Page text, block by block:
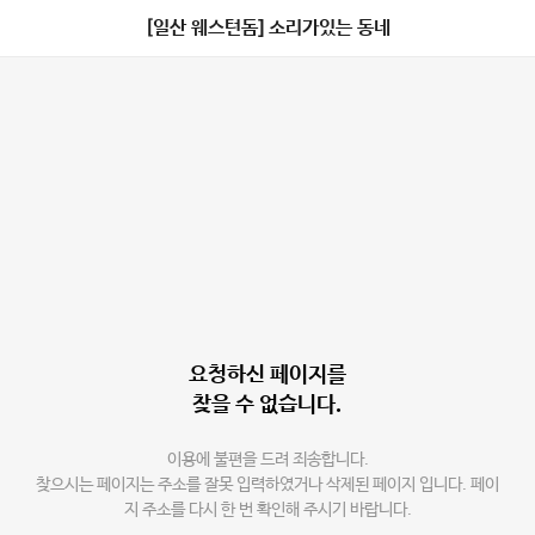
[일산 웨스턴돔] 소리가있는 동네
요청하신 페이지를
찾을 수 없습니다.
이용에 불편을 드려 죄송합니다.
찾으시는 페이지는 주소를 잘못 입력하였거나 삭제된 페이지 입니다. 페이
지 주소를 다시 한 번 확인해 주시기 바랍니다.